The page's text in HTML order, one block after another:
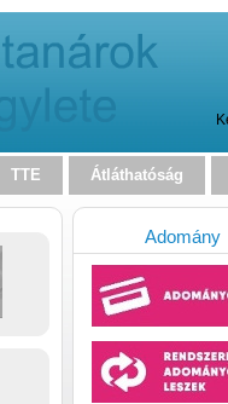
TTE Átláthatóság
Adomány